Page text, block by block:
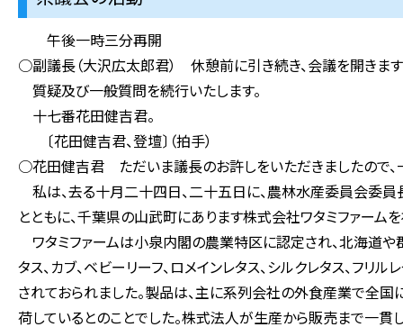
午後一時三分再開
○副議長（大沢広太郎君） 休憩前に引き続き、会議を開きます
質疑及び一般質問を続行いたします。
十七番花田健吉君。
〔花田健吉君、登壇〕（拍手）
○花田健吉君 ただいま議長のお許しをいただきましたので、
私は、去る十月二十四日、二十五日に、農林水産委員会委
とともに、千葉県の山武町にあります株式会社ワタミファーム
ワタミファームは小泉内閣の農業特区に認定され、北海道や
タス、カブ、ベビーリーフ、ロメインレタス、シルクレタス、フ
されておられました。製品は、主に系列会社の外食産業で全
荷しているとのことでした。株式法人が生産から販売まで一